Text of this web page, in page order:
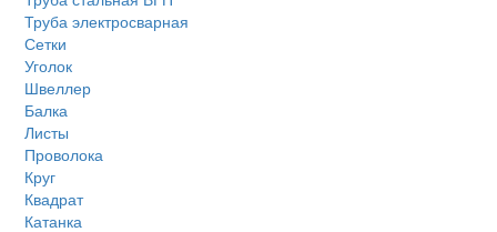
Труба электросварная
Сетки
Уголок
Швеллер
Балка
Листы
Проволока
Круг
Квадрат
Катанка